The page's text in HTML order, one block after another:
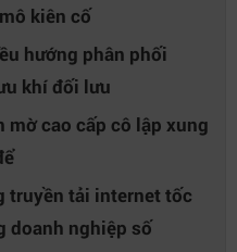
kiên cố
hướng phân phối
khí đối lưu
mờ cao cấp cô lập xung
truyền tải internet tốc
doanh nghiệp số